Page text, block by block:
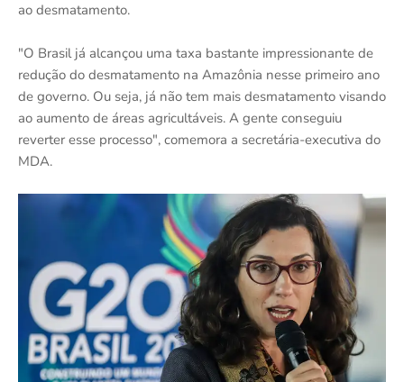
ao desmatamento.
"O Brasil já alcançou uma taxa bastante impressionante de
redução do desmatamento na Amazônia nesse primeiro ano
de governo. Ou seja, já não tem mais desmatamento visando
ao aumento de áreas agricultáveis. A gente conseguiu
reverter esse processo", comemora a secretária-executiva do
MDA.